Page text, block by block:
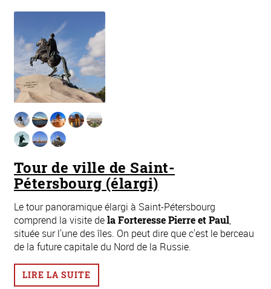
Tour de ville de Saint-
Pétersbourg (élargi)
Le tour panoramique élargi à Saint-Pétersbourg
comprend la visite dela Forteresse Pierre et Paul,
située sur l'une des îles. On peut dire que c'est le berceau
de la future capitale du Nord de la Russie.
LIRE LA SUITE